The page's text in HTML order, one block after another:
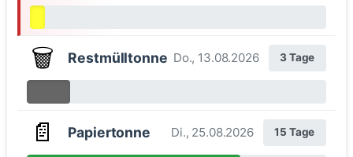
🗑️ Restmülltonne Do., 13.08.2026 3 Tage
📄 Papiertonne Di., 25.08.2026 15 Tage